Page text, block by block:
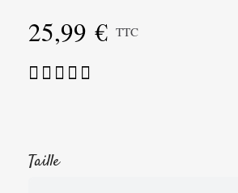
25,99 € TTC
    
Taille